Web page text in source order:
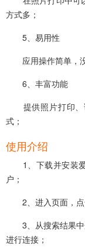
方式多；
5、易用性‌
应用操作简单，没
6、‌丰富功能‌
提供照片打印、
式‌；
使用介绍
1、下载并安装爱
户‌；
2、进入页面，点
3、从搜索结果中
进行连接‌；